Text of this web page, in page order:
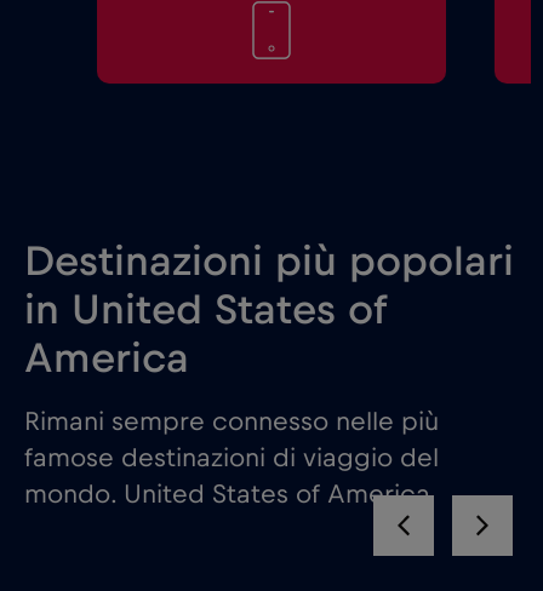
Destinazioni più popolari
in United States of
America
Rimani sempre connesso nelle più
famose destinazioni di viaggio del
mondo. United States of America